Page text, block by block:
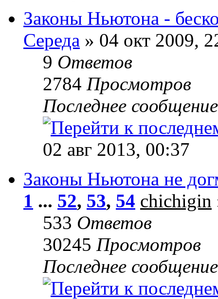
Законы Ньютона -
Середа » 04 окт 2009,
9 Ответов
2784 Просмотров
Последнее
02 авг 2013, 00:37
Законы Ньютона не
1 ... 52, 53, 54 chichigin
533 Ответов
30245 Просмотров
Последнее